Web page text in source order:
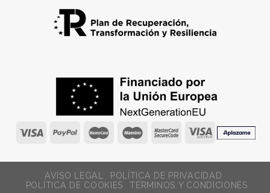
AVISO LEGAL
POLÍTICA DE PRIVACIDAD
POLÍTICA DE COOKIES
TÉRMINOS Y CONDICIONES